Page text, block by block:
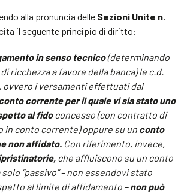
alla pronuncia delle Sezioni Unite n.
il seguente principio di diritto:
in senso tecnico(determinando
ricchezza a favore della banca) le c.d.
ovvero i versamenti effettuati dal
corrente per il quale vi sia stato uno
al fidoconcesso (con contratto di
in conto corrente) oppure su un conto
non affidato. Con riferimento, invece,
che affluiscono su un conto
solo “passivo” – non essendovi stato
al limite di affidamento –non può